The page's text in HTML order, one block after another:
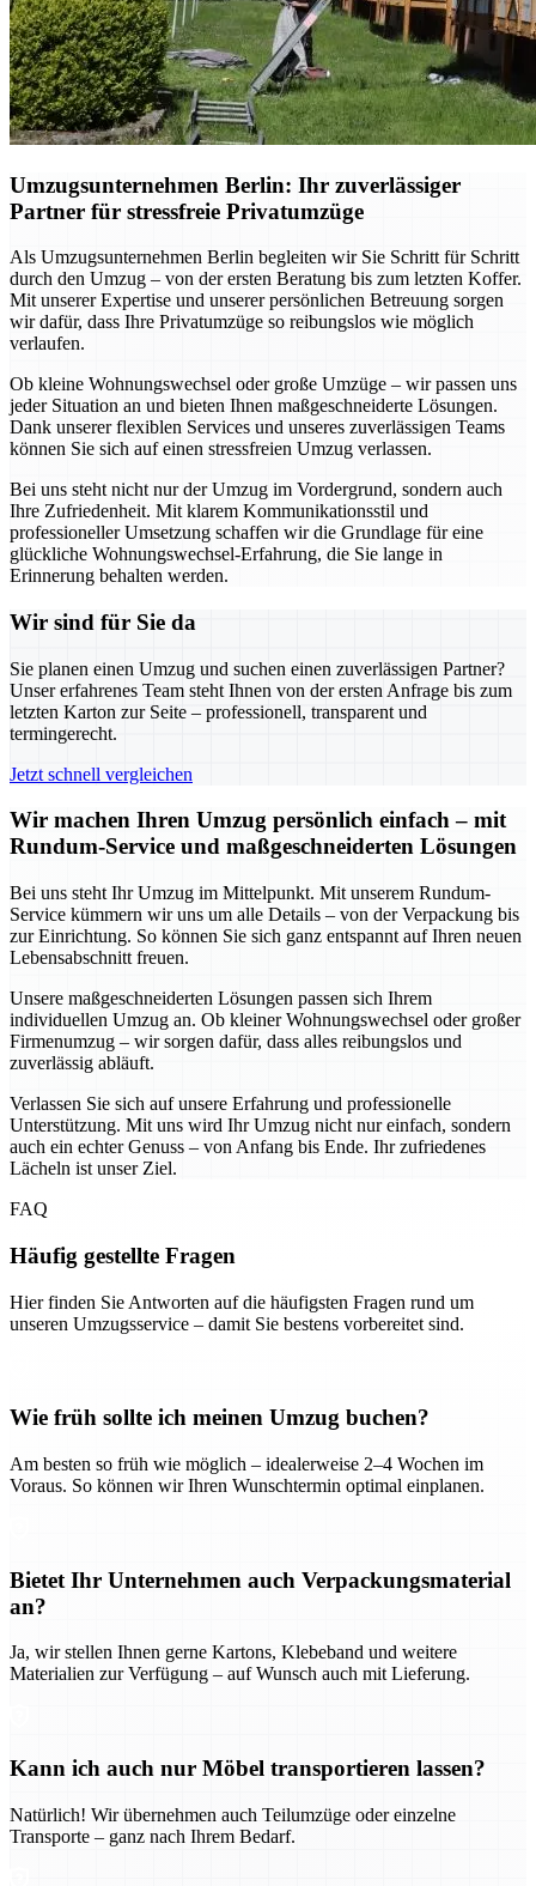
Umzugsunternehmen Berlin: Ihr zuverlässiger
Partner für stressfreie Privatumzüge
Als Umzugsunternehmen Berlin begleiten wir Sie Schritt für Schritt
durch den Umzug – von der ersten Beratung bis zum letzten Koffer.
Mit unserer Expertise und unserer persönlichen Betreuung sorgen
wir dafür, dass Ihre Privatumzüge so reibungslos wie möglich
verlaufen.
Ob kleine Wohnungswechsel oder große Umzüge – wir passen uns
jeder Situation an und bieten Ihnen maßgeschneiderte Lösungen.
Dank unserer flexiblen Services und unseres zuverlässigen Teams
können Sie sich auf einen stressfreien Umzug verlassen.
Bei uns steht nicht nur der Umzug im Vordergrund, sondern auch
Ihre Zufriedenheit. Mit klarem Kommunikationsstil und
professioneller Umsetzung schaffen wir die Grundlage für eine
glückliche Wohnungswechsel-Erfahrung, die Sie lange in
Erinnerung behalten werden.
Wir sind für Sie da
Sie planen einen Umzug und suchen einen zuverlässigen Partner?
Unser erfahrenes Team steht Ihnen von der ersten Anfrage bis zum
letzten Karton zur Seite – professionell, transparent und
termingerecht.
Jetzt schnell vergleichen
Wir machen Ihren Umzug persönlich einfach – mit
Rundum-Service und maßgeschneiderten Lösungen
Bei uns steht Ihr Umzug im Mittelpunkt. Mit unserem Rundum-
Service kümmern wir uns um alle Details – von der Verpackung bis
zur Einrichtung. So können Sie sich ganz entspannt auf Ihren neuen
Lebensabschnitt freuen.
Unsere maßgeschneiderten Lösungen passen sich Ihrem
individuellen Umzug an. Ob kleiner Wohnungswechsel oder großer
Firmenumzug – wir sorgen dafür, dass alles reibungslos und
zuverlässig abläuft.
Verlassen Sie sich auf unsere Erfahrung und professionelle
Unterstützung. Mit uns wird Ihr Umzug nicht nur einfach, sondern
auch ein echter Genuss – von Anfang bis Ende. Ihr zufriedenes
Lächeln ist unser Ziel.
FAQ
Häufig gestellte Fragen
Hier finden Sie Antworten auf die häufigsten Fragen rund um
unseren Umzugsservice – damit Sie bestens vorbereitet sind.
Wie früh sollte ich meinen Umzug buchen?
Am besten so früh wie möglich – idealerweise 2–4 Wochen im
Voraus. So können wir Ihren Wunschtermin optimal einplanen.
Bietet Ihr Unternehmen auch Verpackungsmaterial
an?
Ja, wir stellen Ihnen gerne Kartons, Klebeband und weitere
Materialien zur Verfügung – auf Wunsch auch mit Lieferung.
Kann ich auch nur Möbel transportieren lassen?
Natürlich! Wir übernehmen auch Teilumzüge oder einzelne
Transporte – ganz nach Ihrem Bedarf.